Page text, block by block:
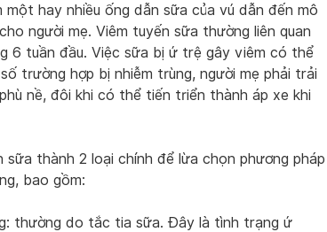
hay nhiều ống dẫn sữa của vú dẫn đến mô
người mẹ. Viêm tuyến sữa thường liên quan
6 tuần đầu. Việc sữa bị ứ trệ gây viêm có thể
trường hợp bị nhiễm trùng, người mẹ phải trải
nề, đôi khi có thể tiến triển thành áp xe khi
thành 2 loại chính để lừa chọn phương pháp
bao gồm:
thường do tắc tia sữa. Đây là tình trạng ứ